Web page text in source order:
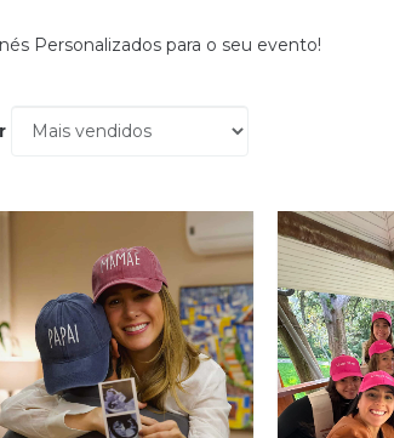
Personalizados para o seu evento!